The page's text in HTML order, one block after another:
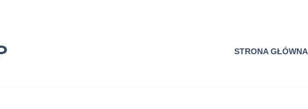
STRONA GŁÓWNA